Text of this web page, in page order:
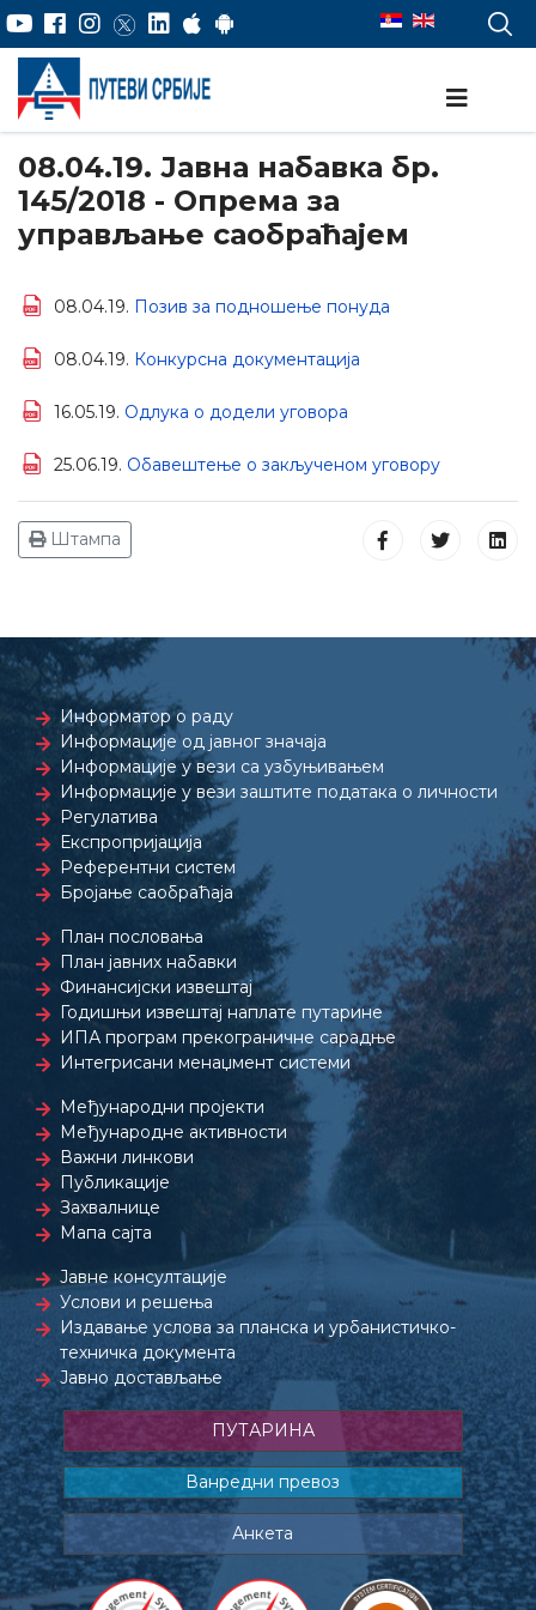
08.04.19. Јавна набавка бр.
145/2018 - Опрема за
управљање саобраћајем
08.04.19. Позив за подношење понуда
08.04.19. Конкурсна документација
16.05.19. Одлука о додели уговора
25.06.19. Обавештење о закљученом уговору
Штампа
Информатор о раду
Информације од јавног значаја
Информације у вези са узбуњивањем
Информације у вези заштите података о личности
Регулатива
Експропријација
Референтни систем
Бројање саобраћаја
План пословања
План јавних набавки
Финансијски извештај
Годишњи извештај наплате путарине
ИПА програм прекограничне сарадње
Интегрисани менаџмент системи
Међународни пројекти
Међународне активности
Важни линкови
Публикације
Захвалнице
Мапа сајта
Јавне консултације
Услови и решења
Издавање услова за планска и урбанистичко-
техничка документа
Јавно достављање
ПУТАРИНА
Ванредни превоз
Анкета